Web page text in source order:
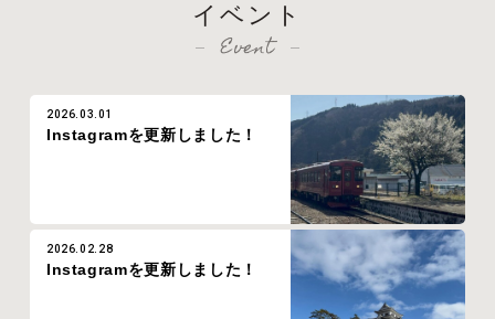
イベント
Event
2026.03.01
Instagramを更新しました！
2026.02.28
Instagramを更新しました！